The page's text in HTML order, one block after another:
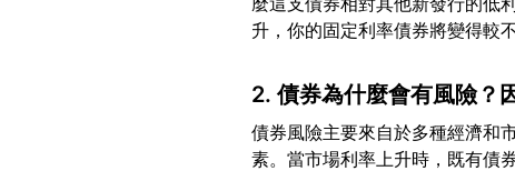
2. 債券為什麼會有風險？
債券風險主要來自於多種經濟和
素。當市場利率上升時，既有債